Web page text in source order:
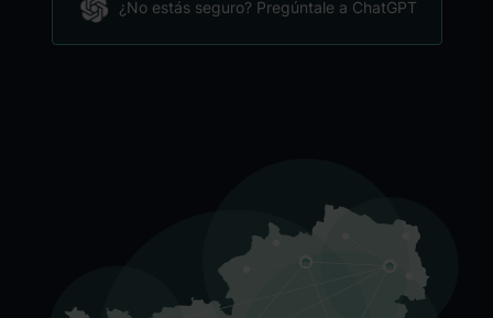
¿No estás seguro? Pregúntale a ChatGPT